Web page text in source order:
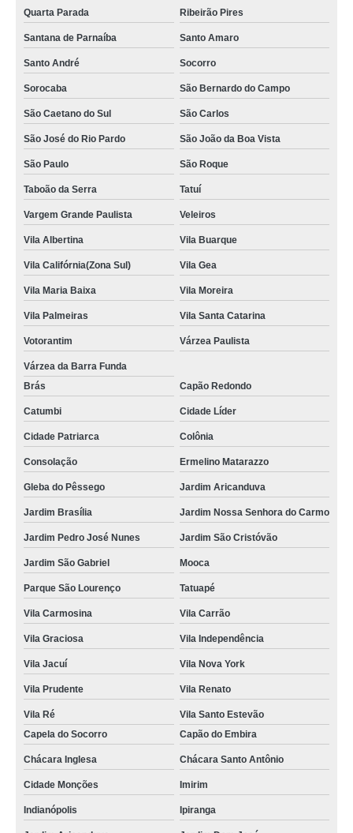
locação de toalha de banho algodão orçamento Vila Nova Conceição
aluguel de toalha de banho adulto orçamento Caieiras
aluguel de toalha de banho branca Vila Maria
aluguel de toalha de banho casal Embu das Artes
valor de aluguel de toalha de banho adulto São Paulo
valor de aluguel toalha de banho fio penteado Paulínia
aluguel de toalhas de banho casal Buritama
valor de locação de toalha de banho Extrema
locação de toalha de banho grossa orçamento Embu-Guaçu
aluguel de toalha de rosto infantil orçamento Hortolândia
onde faz locação de toalha de banho e rosto Vila Santa Eulalia
valor de aluguel toalha de banho fio penteado Cajamar
valor de locação de toalha de banho Itupeva
onde faz aluguel de toalha de banho adulto Jardim Modelo
valor de locação de toalha de banho industrial Vila Renato
aluguel de toalha de banho adulto Vila Bela
locação de toalha de banho e rosto Vila Mangalot
aluguel de toalhas de banho adulto São Roque
valor de aluguel de toalha de rosto infantil Vila Prudente
aluguel de toalha de banho branca orçamento Elias Fausto
locação de toalhas de banho grande Caçapava
valor de locação de toalha de banho e rosto Itaquaquecetuba
aluguel de toalha de rosto infantil orçamento Buritama
locação de toalha de banho industrial orçamento Mococa
onde faz aluguel de toalha de banho casal Jaú
onde faz locação de toalha de banho industrial Casa Verde
valor de locação de toalha de banho grossa São João da Boa Vista
locação de toalhas de banho e rosto Caçapava
locação de toalha de banho algodão Vila Olímpia
locação de toalha de banho grande orçamento Jardim Primavera
Quarta Parada Ribeirão Pires
Santana de Parnaíba Santo Amaro
Santo André Socorro
Sorocaba São Bernardo do Campo
São Caetano do Sul São Carlos
São José do Rio Pardo São João da Boa Vista
São Paulo São Roque
Taboão da Serra Tatuí
Vargem Grande Paulista Veleiros
Vila Albertina Vila Buarque
Vila Califórnia(Zona Sul) Vila Gea
Vila Maria Baixa Vila Moreira
Vila Palmeiras Vila Santa Catarina
Votorantim Várzea Paulista
Várzea da Barra Funda
Brás
Capão Redondo
Catumbi Cidade Líder
Cidade Patriarca Colônia
Consolação Ermelino Matarazzo
Gleba do Pêssego Jardim Aricanduva
Jardim Brasília Jardim Nossa Senhora do Carmo
Jardim Pedro José Nunes Jardim São Cristóvão
Jardim São Gabriel Mooca
Parque São Lourenço Tatuapé
Vila Carmosina Vila Carrão
Vila Graciosa Vila Independência
Vila Jacuí Vila Nova York
Vila Prudente Vila Renato
Vila Ré
Vila Santo Estevão
Capela do Socorro
Capão do Embira
Chácara Inglesa Chácara Santo Antônio
Cidade Monções Imirim
Indianópolis Ipiranga